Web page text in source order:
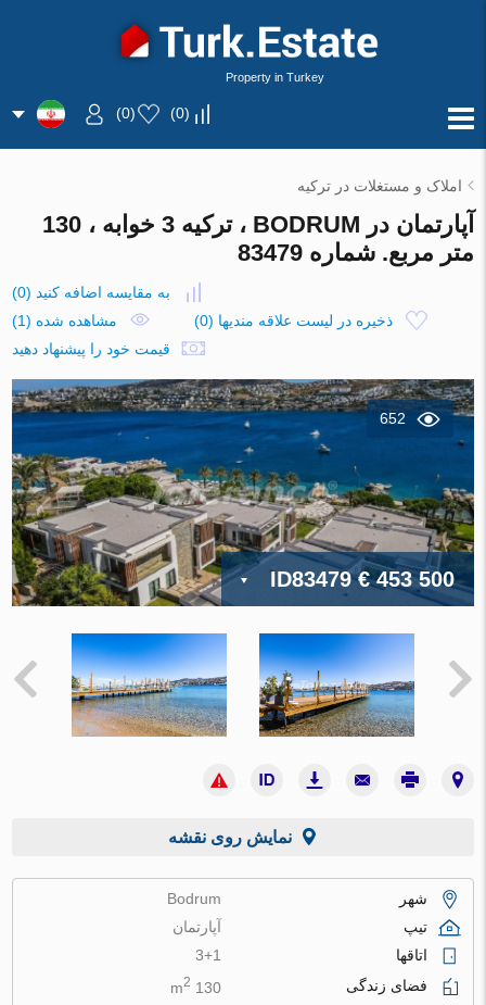
Property in Turkey
(
0
)
(
0
)
املاک و مستغلات در ترکیه
آپارتمان در BODRUM ، ترکیه 3 خوابه ، 130
متر مربع. شماره 83479
به مقایسه اضافه کنید (
0
)
ذخیره در لیست علاقه مندیها (
0
)
مشاهده شده (1)
قیمت خود را پیشنهاد دهید
652
ID83479€ 453 500
نمایش روی نقشه
شهر
Bodrum
تیپ
آپارتمان
اتاقها
3+1
فضای زندگی
130 m
2